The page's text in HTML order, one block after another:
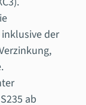
der
ab